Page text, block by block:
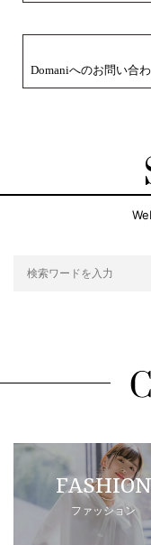
Domaniへのお問い合
FASHION
ファッション